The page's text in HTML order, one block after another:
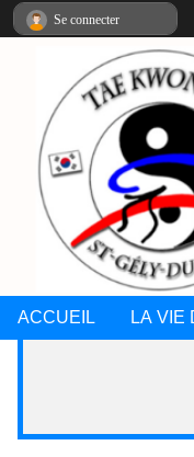
ACCUEIL LA VIE
Se connecter
Panneau de gestion des